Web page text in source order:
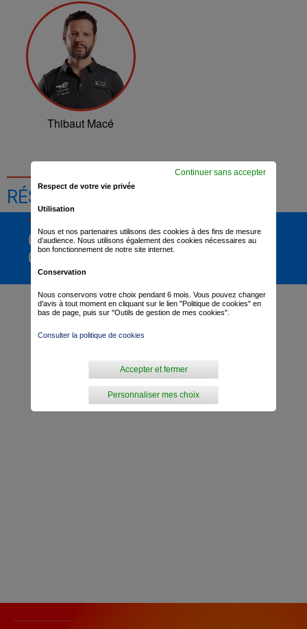
Thibaut Macé
RÉSULTATS DE LA COURSE
CLASSEMENT
GÉNÉRAL
Respect de votre vie privée
Utilisation
Nous et nos partenaires utilisons des cookies à des fins de mesure
d’audience. Nous utilisons également des cookies nécessaires au
bon fonctionnement de notre site internet.
Conservation
Nous conservons votre choix pendant 6 mois. Vous pouvez changer
d'avis à tout moment en cliquant sur le lien "Politique de cookies" en
bas de page, puis sur "Outils de gestion de mes cookies".
Consulter la politique de cookies
Personnaliser mes choix
Accepter et fermer
Continuer sans accepter